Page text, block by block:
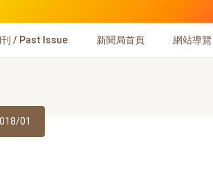
刊 / Past Issue 新聞局首頁 網站導覽
01